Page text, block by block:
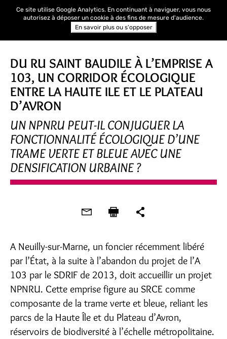
DU RU SAINT BAUDILE À L’EMPRISE A
103, UN CORRIDOR ÉCOLOGIQUE
ENTRE LA HAUTE ILE ET LE PLATEAU
D’AVRON
UN NPNRU PEUT-IL CONJUGUER LA
FONCTIONNALITÉ ÉCOLOGIQUE D’UNE
TRAME VERTE ET BLEUE AVEC UNE
DENSIFICATION URBAINE ?
A Neuilly-sur-Marne, un foncier récemment libéré
par l’État, à la suite à l’abandon du projet de l’A
103 par le SDRIF de 2013, doit accueillir un projet
NPNRU. Cette emprise figure au SRCE comme
composante de la trame verte et bleue, reliant les
parcs de la Haute Île et du Plateau d’Avron,
réservoirs de biodiversité à l’échelle métropolitaine.
Ce site utilise Google Analytics. En continuant à naviguer, vous nous
autorisez à déposer un cookie à des fins de mesure d'audience.
En savoir plus ou s'opposer